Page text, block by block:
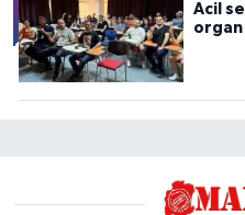
Acil
organ